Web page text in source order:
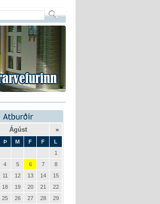
Ágúst »
Þ M F F
L
1
4 5 6 7
8
11 12 13 14
15
18 19 20 21
22
25 26 27 28
29